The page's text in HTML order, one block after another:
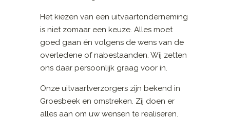
Het kiezen van een uitvaartonderneming
is niet zomaar een keuze. Alles moet
goed gaan én volgens de wens van de
overledene of nabestaanden. Wij zetten
ons daar persoonlijk graag voor in.
Onze uitvaartverzorgers zijn bekend in
Groesbeek en omstreken. Zij doen er
alles aan om uw wensen te realiseren.